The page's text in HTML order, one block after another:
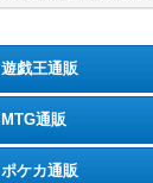
遊戯王通販
MTG通販
ポケカ通販